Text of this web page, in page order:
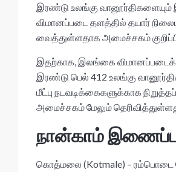
இரண்டு உலங்கு
விமானப்படை தளத்தில் தயார்
வைத்துள்ளதாக அமைச்சகம்
இதற்காக, இலங்கை
இரண்டு பெல் 412 உலங்கு
மீட்பு நடவடிக்கைகளுக்காக
அமைச்சகம் மேலும்
நான்காம்
கொத்மலை (Kotmale) – ரம்பொடை